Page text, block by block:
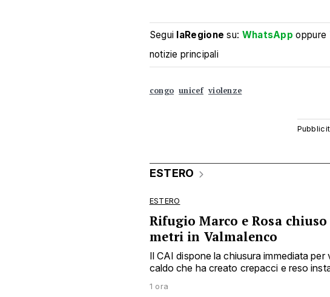
Segui laRegione su: WhatsApp oppure
notizie principali
congo unicef violenze
ESTERO
ESTERO
Rifugio Marco e Rosa
metri in Valmalenco
Il CAI dispone la chiusura immediata
caldo che ha creato crepacci e reso
1 ora